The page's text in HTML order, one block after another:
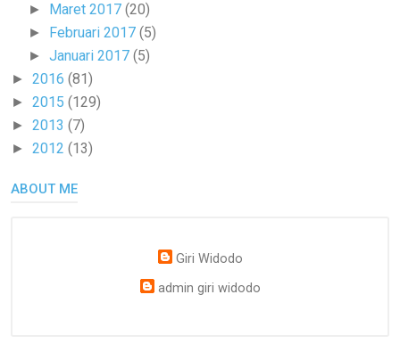
► Maret 2017(20)
► Februari 2017(5)
►Januari 2017(5)
► 2016 (81)
► 2015 (129)
► 2013 (7)
► 2012 (13)
ABOUT ME
Giri Widodo
admin giri widodo